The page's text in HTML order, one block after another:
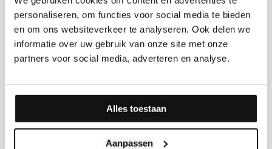
personaliseren, om functies voor social media te bieden
en om ons websiteverkeer te analyseren. Ook delen we
informatie over uw gebruik van onze site met onze
partners voor social media, adverteren en analyse.
Alles toestaan
Aanpassen
creatief club mensen
werken. De
duidelijk, het
en de levering is op
5
/
5
"Snel contact, duidelijke
antwoorden, snelle levering
tegen een scherpe prijs."
Simone L.
30-09-2020